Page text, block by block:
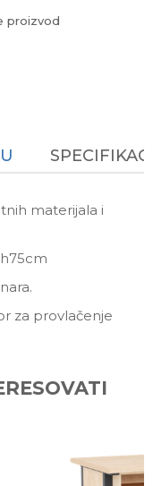
proizvod
materijala i
za provlačenje